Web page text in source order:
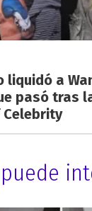
liquidó a
pasó tras